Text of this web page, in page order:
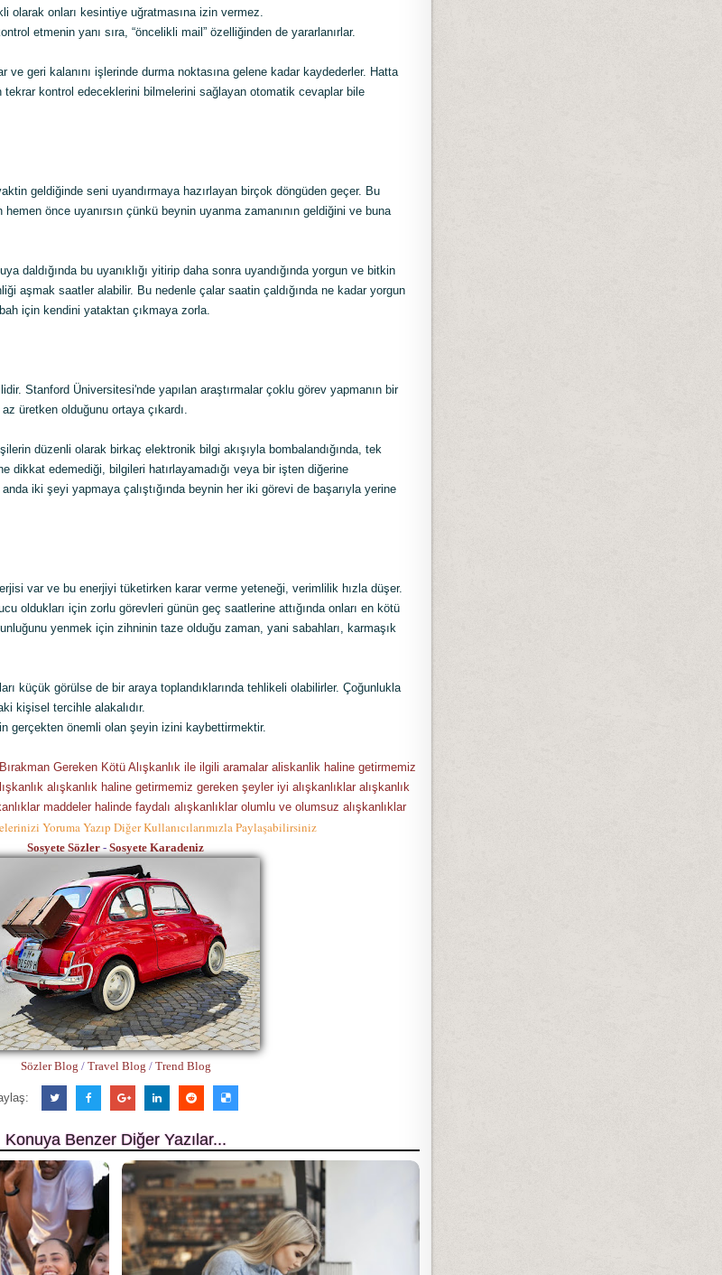
olarak onları kesintiye uğratmasına izin vermez.
etmenin yanı sıra, “öncelikli mail” özelliğinden de yararlanırlar.
ve geri kalanını işlerinde durma noktasına gelene kadar kaydederler. Hatta
tekrar kontrol edeceklerini bilmelerini sağlayan otomatik cevaplar bile
geldiğinde seni uyandırmaya hazırlayan birçok döngüden geçer. Bu
önce uyanırsın çünkü beynin uyanma zamanının geldiğini ve buna
daldığında bu uyanıklığı yitirip daha sonra uyandığında yorgun ve bitkin
aşmak saatler alabilir. Bu nedenle çalar saatin çaldığında ne kadar yorgun
için kendini yataktan çıkmaya zorla.
Stanford Üniversitesi'nde yapılan araştırmalar çoklu görev yapmanın bir
üretken olduğunu ortaya çıkardı.
düzenli olarak birkaç elektronik bilgi akışıyla bombalandığında, tek
dikkat edemediği, bilgileri hatırlayamadığı veya bir işten diğerine
iki şeyi yapmaya çalıştığında beynin her iki görevi de başarıyla yerine
var ve bu enerjiyi tüketirken karar verme yeteneği, verimlilik hızla düşer.
oldukları için zorlu görevleri günün geç saatlerine attığında onları en kötü
yenmek için zihninin taze olduğu zaman, yani sabahları, karmaşık
küçük görülse de bir araya toplandıklarında tehlikeli olabilirler. Çoğunlukla
kişisel tercihle alakalıdır.
gerçekten önemli olan şeyin izini kaybettirmektir.
Gereken Kötü Alışkanlık ile ilgili aramalar aliskanlik haline getirmemiz
alışkanlık haline getirmemiz gereken şeyler iyi alışkanlıklar alışkanlık
maddeler halinde faydalı alışkanlıklar olumlu ve olumsuz alışkanlıklar
Yoruma Yazıp Diğer Kullanıcılarımızla Paylaşabilirsiniz
Sosyete Sözler - Sosyete Karadeniz
Sözler Blog / Travel Blog / Trend Blog
Konuya Benzer Diğer Yazılar...